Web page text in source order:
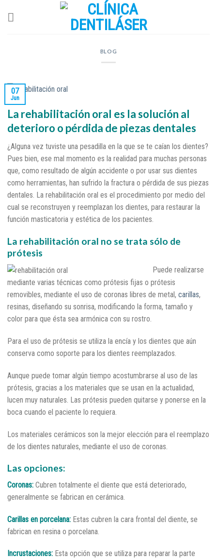
BLOG
07
Jun
La rehabilitación oral es la solución al
deterioro o pérdida de piezas dentales
¿Alguna vez tuviste una pesadilla en la que se te caían los dientes?
Pues bien, ese mal momento es la realidad para muchas personas
que, como resultado de algún accidente o por usar sus dientes
como herramientas, han sufrido la fractura o pérdida de sus piezas
dentales. La rehabilitación oral es el procedimiento por medio del
cual se reconstruyen y reemplazan los dientes, para restaurar la
función masticatoria y estética de los pacientes.
La rehabilitación oral no se trata sólo de
prótesis
Puede realizarse
mediante varias técnicas como prótesis fijas o prótesis
removibles, mediante el uso de coronas libres de metal, carillas,
resinas, diseñando su sonrisa, modificando la forma, tamaño y
color para que ésta sea armónica con su rostro.
Para el uso de prótesis se utiliza la encía y los dientes que aún
conserva como soporte para los dientes reemplazados.
Aunque puede tomar algún tiempo acostumbrarse al uso de las
prótesis, gracias a los materiales que se usan en la actualidad,
lucen muy naturales. Las prótesis pueden quitarse y ponerse en la
boca cuando el paciente lo requiera.
Los materiales cerámicos son la mejor elección para el reemplazo
de los dientes naturales, mediante el uso de coronas.
Las opciones:
Coronas: Cubren totalmente el diente que está deteriorado,
generalmente se fabrican en cerámica.
Carillas en porcelana: Estas cubren la cara frontal del diente, se
fabrican en resina o porcelana.
Incrustaciones: Esta opción que se utiliza para reparar la parte